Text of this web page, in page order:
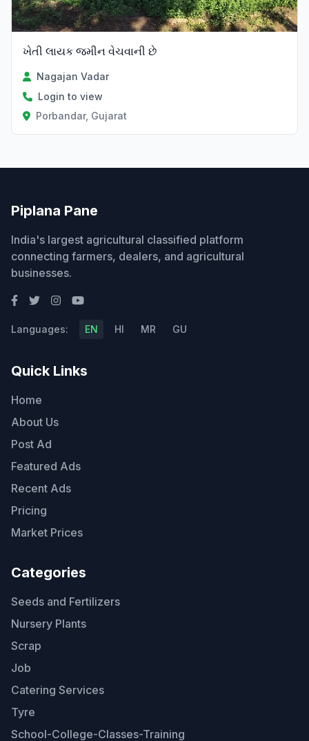
ખેતી લાયક જમીન વેચવાની છે
Nagajan Vadar
Login to view
Porbandar, Gujarat
Piplana Pane
India's largest agricultural classified platform
connecting farmers, dealers, and agricultural
businesses.
Languages: EN HI MR GU
Quick Links
Home
About Us
Post Ad
Featured Ads
Recent Ads
Pricing
Market Prices
Categories
Seeds and Fertilizers
Nursery Plants
Scrap
Job
Catering Services
Tyre
School-College-Classes-Training